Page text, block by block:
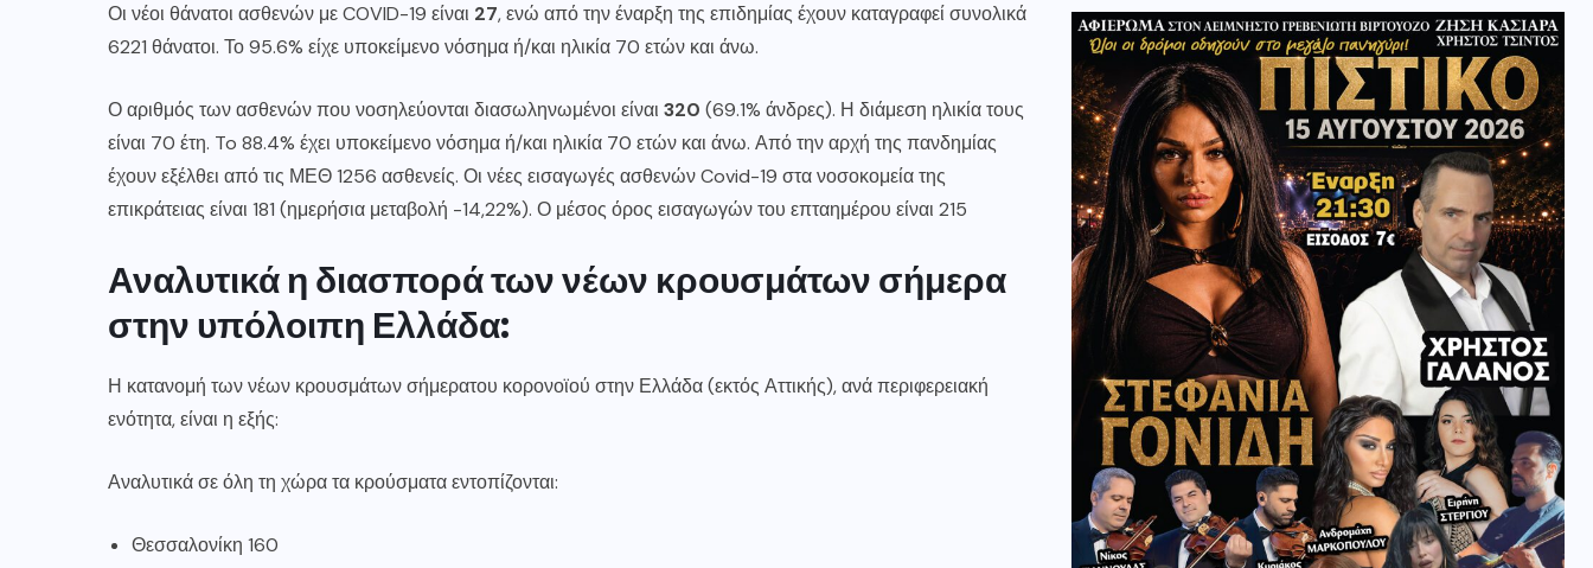
Οι νέοι θάνατοι ασθενών με COVID-19 είναι 27, ενώ από την έναρξη της επιδημίας έχουν καταγραφεί συνολικά
6221 θάνατοι. Το 95.6% είχε υποκείμενο νόσημα ή/και ηλικία 70 ετών και άνω.
Ο αριθμός των ασθενών που νοσηλεύονται διασωληνωμένοι είναι 320 (69.1% άνδρες). Η διάμεση ηλικία τους
είναι 70 έτη. To 88.4% έχει υποκείμενο νόσημα ή/και ηλικία 70 ετών και άνω. Από την αρχή της πανδημίας
έχουν εξέλθει από τις ΜΕΘ 1256 ασθενείς. Οι νέες εισαγωγές ασθενών Covid-19 στα νοσοκομεία της
επικράτειας είναι 181 (ημερήσια μεταβολή -14,22%). Ο μέσος όρος εισαγωγών του επταημέρου είναι 215
Αναλυτικά η διασπορά των νέων κρουσμάτων σήμερα
στην υπόλοιπη Ελλάδα:
Η κατανομή των νέων κρουσμάτων σήμερατου κορονοϊού στην Ελλάδα (εκτός Αττικής), ανά περιφερειακή
ενότητα, είναι η εξής:
Αναλυτικά σε όλη τη χώρα τα κρούσματα εντοπίζονται:
Θεσσαλονίκη 160